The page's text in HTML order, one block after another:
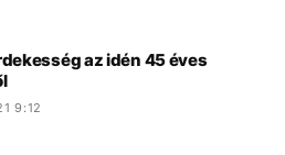
az idén 45 éves
9:12